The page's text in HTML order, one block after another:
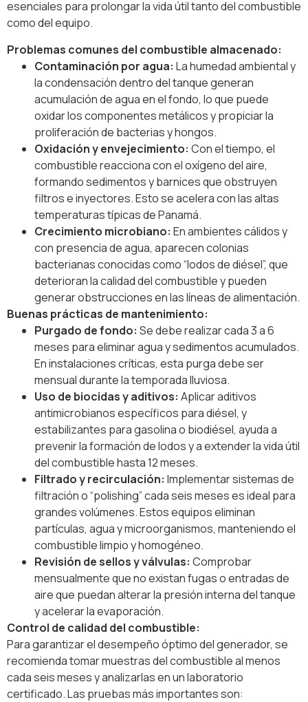
esenciales para prolongar la vida útil tanto del combustible
como del equipo.
Problemas comunes del combustible almacenado:
Contaminación por agua: La humedad ambiental y
la condensación dentro del tanque generan
acumulación de agua en el fondo, lo que puede
oxidar los componentes metálicos y propiciar la
proliferación de bacterias y hongos.
Oxidación y envejecimiento: Con el tiempo, el
combustible reacciona con el oxígeno del aire,
formando sedimentos y barnices que obstruyen
filtros e inyectores. Esto se acelera con las altas
temperaturas típicas de Panamá.
Crecimiento microbiano: En ambientes cálidos y
con presencia de agua, aparecen colonias
bacterianas conocidas como “lodos de diésel”, que
deterioran la calidad del combustible y pueden
generar obstrucciones en las líneas de alimentación.
Buenas prácticas de mantenimiento:
Purgado de fondo: Se debe realizar cada 3 a 6
meses para eliminar agua y sedimentos acumulados.
En instalaciones críticas, esta purga debe ser
mensual durante la temporada lluviosa.
Uso de biocidas y aditivos: Aplicar aditivos
antimicrobianos específicos para diésel, y
estabilizantes para gasolina o biodiésel, ayuda a
prevenir la formación de lodos y a extender la vida útil
del combustible hasta 12 meses.
Filtrado y recirculación: Implementar sistemas de
filtración o “polishing” cada seis meses es ideal para
grandes volúmenes. Estos equipos eliminan
partículas, agua y microorganismos, manteniendo el
combustible limpio y homogéneo.
Revisión de sellos y válvulas: Comprobar
mensualmente que no existan fugas o entradas de
aire que puedan alterar la presión interna del tanque
y acelerar la evaporación.
Control de calidad del combustible:
Para garantizar el desempeño óptimo del generador, se
recomienda tomar muestras del combustible al menos
cada seis meses y analizarlas en un laboratorio
certificado. Las pruebas más importantes son: